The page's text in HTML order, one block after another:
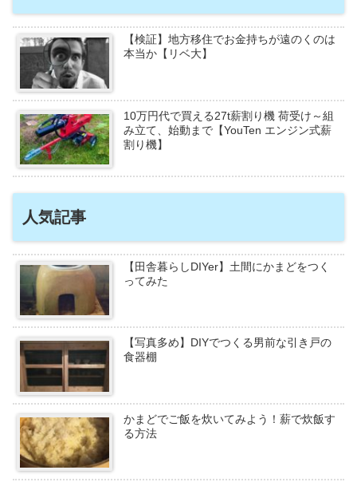
【検証】地方移住でお金持ちが遠のくのは
本当か【リベ大】
10万円代で買える27t薪割り機 荷受け～組
み立て、始動まで【YouTen エンジン式薪
割り機】
人気記事
【田舎暮らしDIYer】土間にかまどをつく
ってみた
【写真多め】DIYでつくる男前な引き戸の
食器棚
かまどでご飯を炊いてみよう！薪で炊飯す
る方法